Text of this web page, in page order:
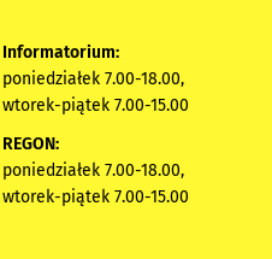
Informatorium:
poniedziałek 7.00-18.00,
wtorek-piątek 7.00-15.00
REGON:
poniedziałek 7.00-18.00,
wtorek-piątek 7.00-15.00